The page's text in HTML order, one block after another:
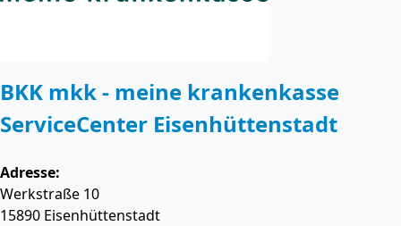
BKK mkk - meine krankenkasse
ServiceCenter Eisenhüttenstadt
Adresse:
Werkstraße 10
15890 Eisenhüttenstadt